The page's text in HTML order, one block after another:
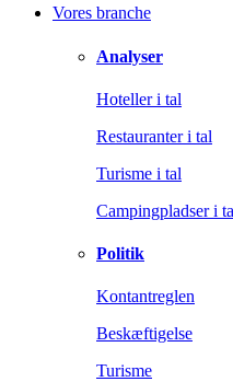
Vores branche
Analyser
Hoteller i tal
Restauranter i tal
Turisme i tal
Campingpladser i
Politik
Kontantreglen
Beskæftigelse
Turisme